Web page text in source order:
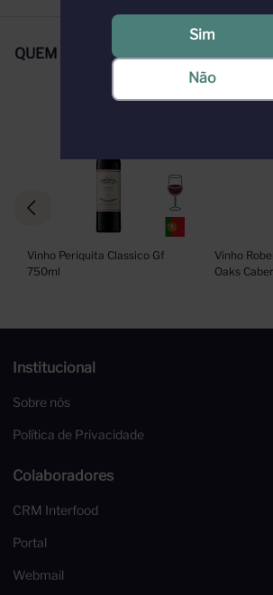
QUEM COMPROU, COMPROU
Vinho Periquita Classico Gf
750ml
Vinho
Oaks
Institucional
Sobre nós
Política de Privacidade
Colaboradores
CRM Interfood
Portal
Webmail
Sim
Não